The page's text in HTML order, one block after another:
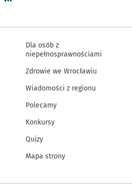
Dla osób z
niepełnosprawnościami
Zdrowie we Wrocławiu
Wiadomości z regionu
Polecamy
Konkursy
Quizy
Mapa strony